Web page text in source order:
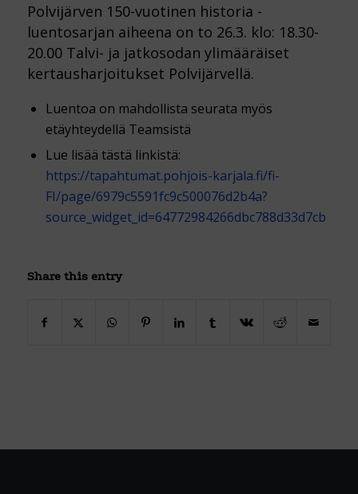
Polvijärven 150-vuotinen historia -
luentosarjan aiheena on to 26.3. klo: 18.30-
20.00 Talvi- ja jatkosodan ylimääräiset
kertausharjoitukset Polvijärvellä.
Luentoa on mahdollista seurata myös
etäyhteydellä Teamsistä
Lue lisää tästä linkistä:
https://tapahtumat.pohjois-karjala.fi/fi-
FI/page/6979c5591fc9c500076d2b4a?
source_widget_id=64772984266dbc788d33d7cb
Share this entry